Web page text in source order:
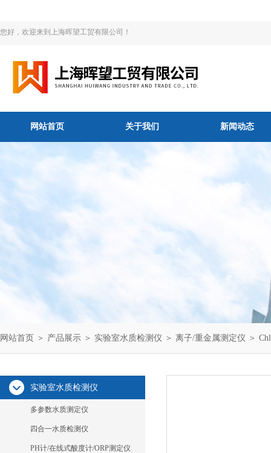
您好，欢迎来到上海晖望工贸有限公司！
网站首页 关于我们 新闻动态
网站首页 ＞ 产品展示 ＞ 实验室水质检测仪 ＞ 离子/重金属测定仪 ＞
实验室水质检测仪
多参数水质测定仪
四合一水质检测仪
PH计/在线式酸度计/ORP测定仪